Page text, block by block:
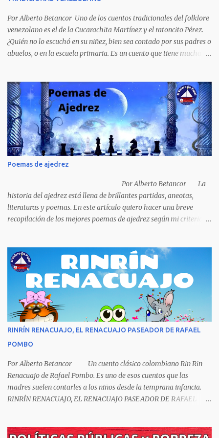
porque refleja los males del poder judicial y de la sociedad
venezolana, tráfico...
Por Alberto Betancor Uno de los cuentos tradicionales del folklore
venezolano es el de la Cucarachita Martínez y el ratoncito Pérez.
¿Quién no lo escuchó en su niñez, bien sea contado por sus padres o
abuelos, o en la escuela primaria. Es un cuento que tiene muchas
hablaban, hace mucho, mucho tiempo, una Cucarachita llamada
Martínez que estaba barriendo el zaguán (porche) de su casa,
cuando vio algo que brillaba, se sorprendió y se emocionó al ver lo
que veían sus ojos, era un mediecito (moneda de cinco céntimos).
La recogió y se preguntó de quien sería, pero al ver que no era de
nadie se la guardó en el bolsillo y siguió barriendo y pensando que
podría comprar, pensó en comprar una casa, pero desecho la idea
porque ya tenía una casa, pensó en un carro (coche), pero desecho
la idea porque no sabía manejar (conducir) al final se le ocurrió
comprarse un vestido y...
Poemas de ajedrez
Por Alberto Betancor La
historia del ajedrez está llena de brillantes partidas, aneotas,
literaturas y poemas. En este artículo quiero hacer una breve
recopilación de los mejores poemas de ajedrez según mi criterio
Borges es uno de los grandes pensadores del Siglo XX, su obra
universal trasciende más allá del premio Nobel de Literatura que le
fue negado por razones políticas, pero como hombre de principios
y sabiendo que sus posturas ideológicas eran un óbice para
obtenerlo, prefirió sus principios que el Nobel. Jorg...
RINRÍN RENACUAJO, EL RENACUAJO PASEADOR DE RAFAEL
POMBO
Por Alberto Betancor Un cuento clásico colombiano Rin Rin
Renacuajo de Rafael Pombo. Es uno de esos cuentos que las
madres suelen contarles a los niños desde la temprana infancia.
RINRÍN RENACUAJO, EL RENACUAJO PASEADOR DE RAFAEL
Sombrero encintado y chupa de boda. -¡Muchacho, no salgas!- le